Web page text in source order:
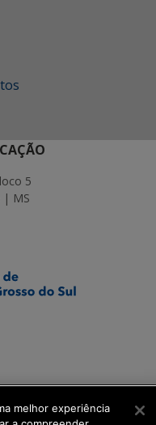
5
| MS
melhor experiência